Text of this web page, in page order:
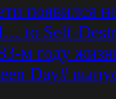
появился
to Self-
м году
Day#